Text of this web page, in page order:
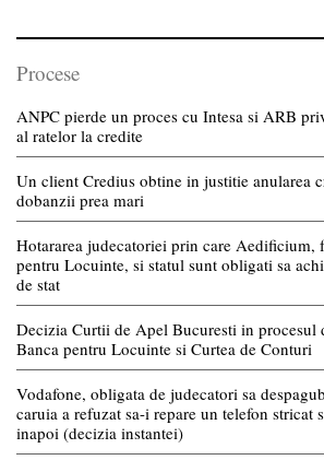
Procese
ANPC pierde un proces cu Intesa si ARB
al ratelor la credite
Un client Credius obtine in justitie anularea
dobanzii prea mari
Hotararea judecatoriei prin care Aedificium,
pentru Locuinte, si statul sunt obligati sa
de stat
Decizia Curtii de Apel Bucuresti in procesul
Banca pentru Locuinte si Curtea de Conturi
Vodafone, obligata de judecatori sa
caruia a refuzat sa-i repare un telefon stricat
inapoi (decizia instantei)